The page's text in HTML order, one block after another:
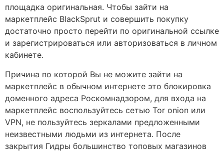
площадка оригинальная. Чтобы зайти на
маркетплейс BlackSprut и совершить покупку
достаточно просто перейти по оригинальной ссылке
и зарегистрироваться или авторизоваться в личном
кабинете.
Причина по которой Вы не можите зайти на
маркетплейс в обычном интернете это блокировка
доменного адреса Роскомнадзором, для входа на
маркетплейс воспользуйтесь сетью Tor onion или
VPN, не пользуйтесь зеркалами предложенными
неизвестными людьми из интернета. После
закрытия Гидры большинство топовых магазинов